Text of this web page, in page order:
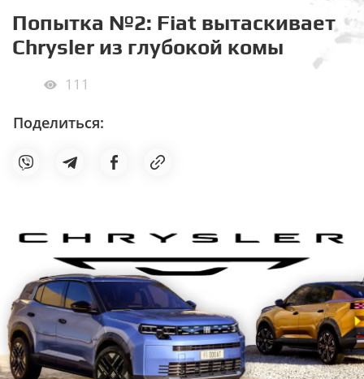
Попытка №2: Fiat вытаскивает
Chrysler из глубокой комы
111
Поделиться: